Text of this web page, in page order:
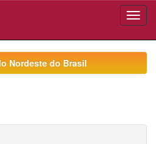
Nordeste do Brasil